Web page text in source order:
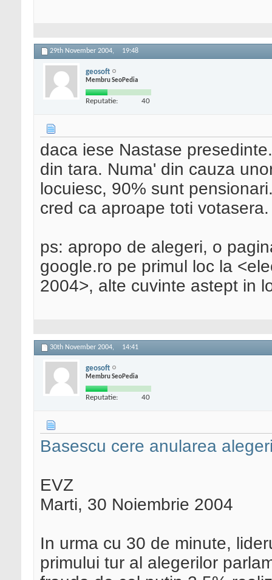
29th November 2004, 19:48
geosoft
Membru SeoPedia
Reputatie: 40
daca iese Nastase
din tara. Numa' din cauza
locuiesc, 90% sunt
cred ca aproape toti votasera.
ps: apropo de alegeri, o
google.ro pe primul loc la
2004>, alte cuvinte astept in
30th November 2004, 14:41
geosoft
Membru SeoPedia
Reputatie: 40
Basescu cere anularea
EVZ
Marti, 30 Noiembrie 2004
In urma cu 30 de minute,
primului tur al alegerilor